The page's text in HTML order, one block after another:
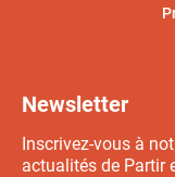
Newsletter
Inscrivez-vous à
actualités de Partir